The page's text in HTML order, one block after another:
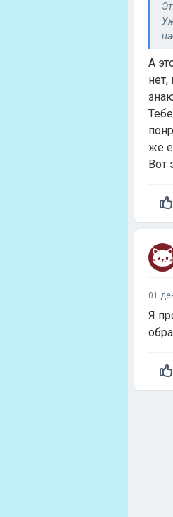
А
же
Вот
01
Я